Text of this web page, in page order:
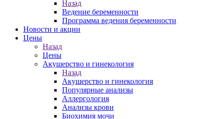
Назад
Ведение беременности
Программа ведения беременности
Новости и акции
Цены
Назад
Цены
Акушерство и гинекология
Назад
Акушерство и гинекология
Популярные анализы
Аллергология
Анализы крови
Биохимия мочи